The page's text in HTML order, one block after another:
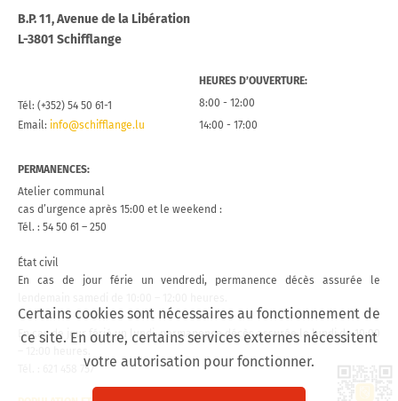
B.P. 11, Avenue de la Libération
L-3801 Schifflange
Tél: (+352) 54 50 61-1
Email: info@schifflange.lu
HEURES D’OUVERTURE:
8:00 - 12:00
14:00 - 17:00
PERMANENCES:
Atelier communal
cas d’urgence après 15:00 et le weekend :
Tél. : 54 50 61 – 250
État civil
En cas de jour férie un vendredi, permanence décès assurée le
En cas de jour férié un lundi, permanence décès assurée le lundi de 10:00
Tél. : 621 458 757
Certains cookies sont nécessaires au fonctionnement de
ce site. En outre, certains services externes nécessitent
votre autorisation pour fonctionner.